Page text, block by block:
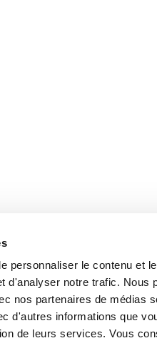
personnaliser le contenu et
d'analyser notre trafic. Nous
nos partenaires de médias
d'autres informations que
de leurs services. Vous